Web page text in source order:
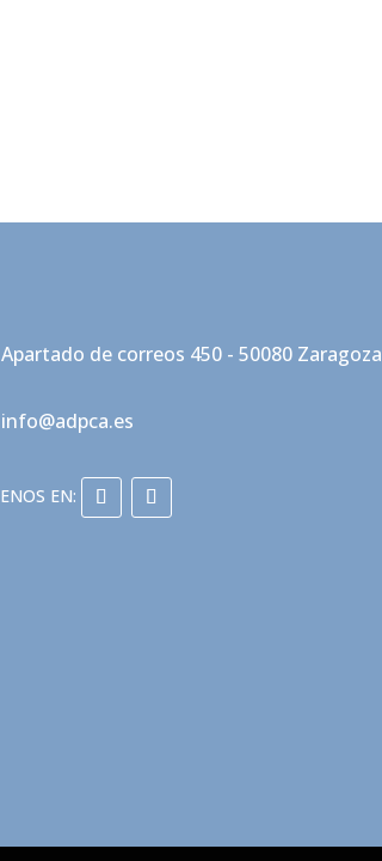
Apartado de correos 450 - 50080 Zaragoza
info@adpca.es